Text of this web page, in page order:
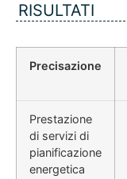
RISULTATI
Precisazione
Prestazione
di servizi di
pianificazione
energetica